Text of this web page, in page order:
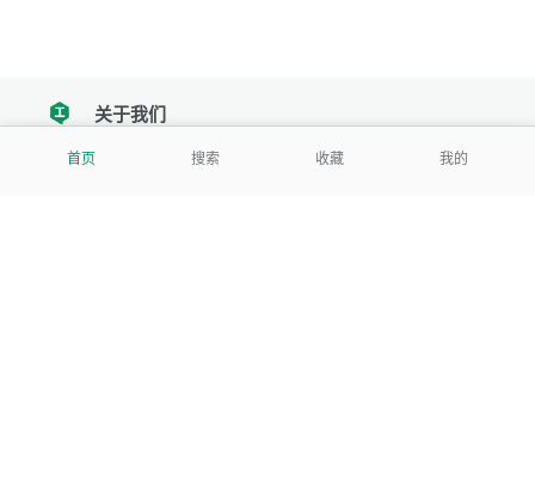
首页 搜索 收藏 我的
tencent关于我们
我们努力把每一个工具做成批量处理的产品